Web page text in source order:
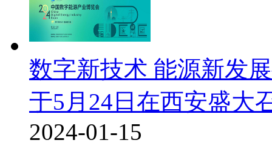
数字新技术 能源新发
于5月24日在西安盛大
2024-01-15